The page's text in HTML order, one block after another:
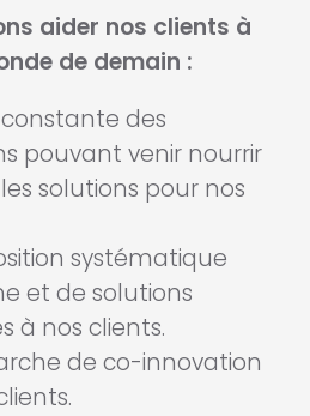
aider nos clients à
de demain :
des
pouvant venir nourrir
solutions pour nos
systématique
et de solutions
à nos clients.
de co-innovation